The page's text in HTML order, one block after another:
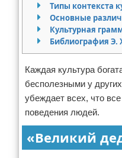
Поэзия
Самоиздательство
Сценарии
Публикации
Журналы и рассылки
Обзоры разных книг
Контакты
Сотрудничество
Размещение рекламы
Для правообладателей
Условия
Отказ от
Типы контекста
Основные
Культурная
Библиография Э.
Каждая культура
бесполезными у
убеждает всех, что
поведения людей.
«Великий